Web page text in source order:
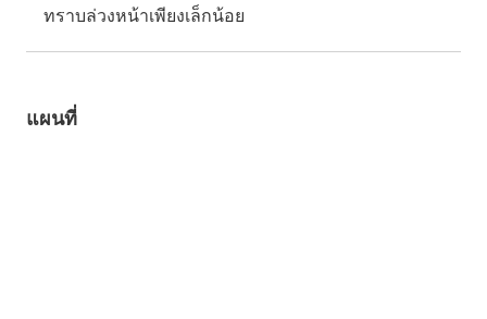
ทราบล่วงหน้าเพียงเล็กน้อย
แผนที่